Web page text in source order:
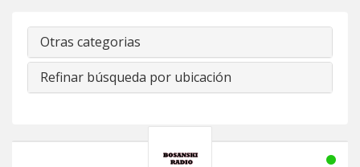
Otras categorias
Refinar búsqueda por ubicación